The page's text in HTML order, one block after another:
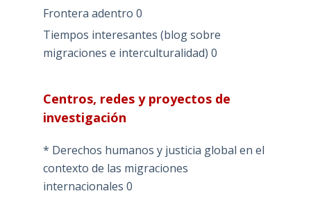
Frontera adentro 0
Tiempos interesantes (blog sobre
migraciones e interculturalidad) 0
Centros, redes y proyectos de
investigación
* Derechos humanos y justicia global en el
contexto de las migraciones
internacionales 0